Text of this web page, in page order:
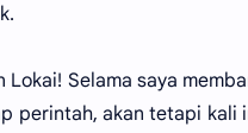
Selama saya
perintah, akan tetapi